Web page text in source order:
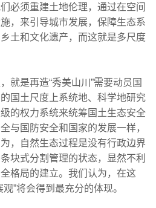
必须重建土地伦理，通过在空间
，来引导城市发展，保障生态系
土和文化遗产，而这就是多尺度
是再造“秀美山川”需要动员国
国土尺度上系统地、科学地研究
的权力系统来统筹国土生态安全
与国防安全和国家的发展一样，
，自然生态过程是没有行政边界
块式分割管理的状态，显然不利
格局的建立。我们认为，在这
”将会得到最充分的体现。